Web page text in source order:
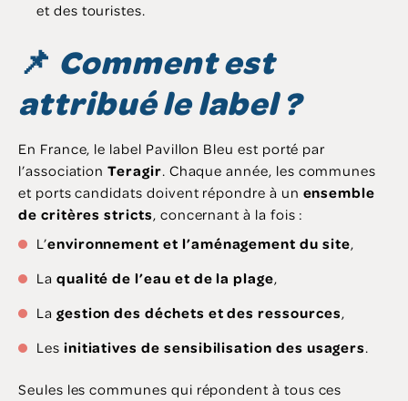
et des touristes.
📌 Comment est
attribué le label ?
En France, le label Pavillon Bleu est porté par
l’associationTeragir. Chaque année, les communes
et ports candidats doivent répondre à un ensemble
de critères stricts, concernant à la fois :
L’environnement et l’aménagement du site,
La qualité de l’eau et de la plage,
La gestion des déchets et des ressources,
Les initiatives de sensibilisation des usagers.
Seules les communes qui répondent à tous ces